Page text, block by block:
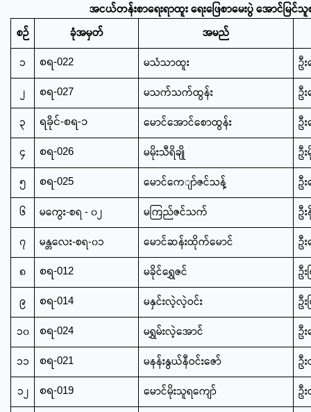
အငယ်တန်းစာရေးရာထူး ရေးဖြေစာမေးပွဲ အောင်မြင်သူ
စဉ်
ခုံအမှတ်
အမည်
၁
စရ-022 မသံသာထူး
ဦ
၂
စရ-027 မသက်သက်ထွန်း
ဦ
၃
ရခိုင်-စရ-၁ မောင်အောင်စောထွန်း
ဦ
၄
စရ-026 မမိုးသီရိချို
ဦ
၅
စရ-025 မောင်ကေျာ်ဇင်သန့်
ဦ
၆
မကွေး-စရ - ၀၂ မကြည်ဇင်သက်
ဦ
၇
မန္တလေး-စရ-၀၁ မောင်ဆန်းထိုက်မောင်
ဦ
၈
စရ-012 မခိုင်ရွှေဇင်
ဦ
၉
စရ-014 မနှင်းလဲ့လဲ့ဝင်း
ဦ
၁၀
စရ-024 မရွှမ်းလဲ့အောင်
ဦ
၁၁
စရ-021 မနန်းနွယ်နီဝင်းဇော်
ဦ
၁၂
စရ-019 မောင်မိုးသူရကျော်
ဦ